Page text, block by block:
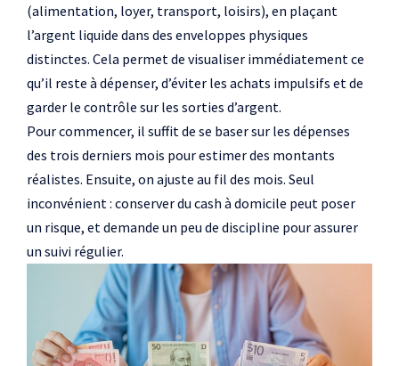
(alimentation, loyer, transport, loisirs), en plaçant
l’argent liquide dans des enveloppes physiques
distinctes. Cela permet de visualiser immédiatement ce
qu’il reste à dépenser, d’éviter les achats impulsifs et de
garder le contrôle sur les sorties d’argent.
Pour commencer, il suffit de se baser sur les dépenses
des trois derniers mois pour estimer des montants
réalistes. Ensuite, on ajuste au fil des mois. Seul
inconvénient : conserver du cash à domicile peut poser
un risque, et demande un peu de discipline pour assurer
un suivi régulier.